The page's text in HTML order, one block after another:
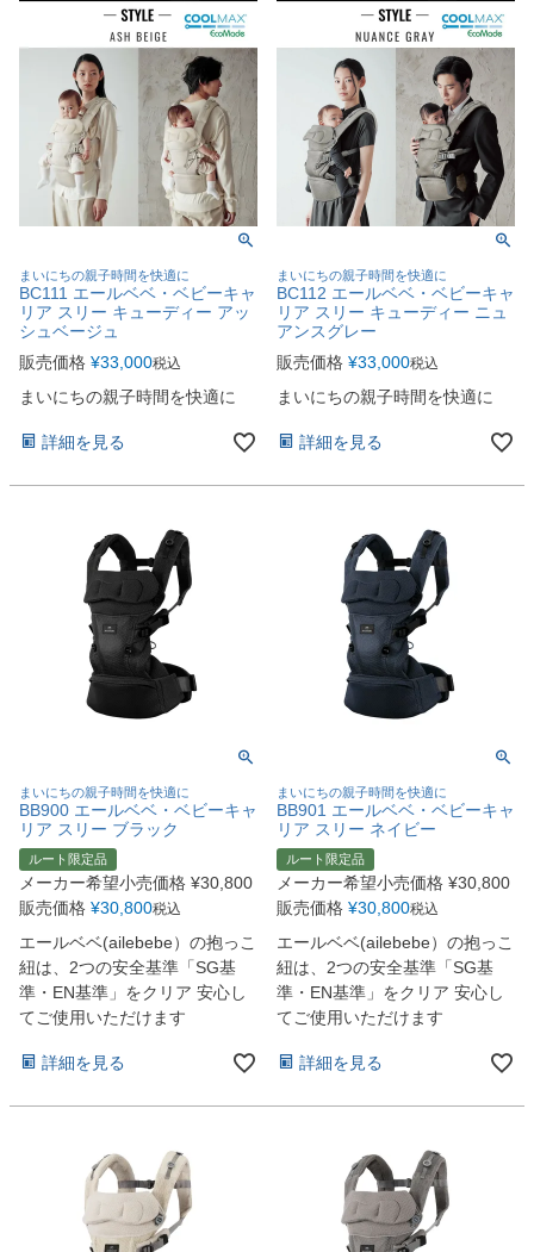
まいにちの親子時間を快適に
BC111 エールベベ・ベビーキャ
リア スリー キューディー アッ
シュベージュ
販売価格 ¥33,000税込
まいにちの親子時間を快適に
詳細を見る
まいにちの親子時間を快適に
BC112 エールベベ・ベビーキャ
リア スリー キューディー ニュ
アンスグレー
販売価格 ¥33,000税込
まいにちの親子時間を快適に
詳細を見る
まいにちの親子時間を快適に
BB900 エールベベ・ベビーキャ
リア スリー ブラック
ルート限定品
メーカー希望小売価格 ¥30,800
販売価格 ¥30,800税込
エールベベ(ailebebe）の抱っこ
紐は、2つの安全基準「SG基
準・EN基準」をクリア 安心し
てご使用いただけます
詳細を見る
まいにちの親子時間を快適に
BB901 エールベベ・ベビーキャ
リア スリー ネイビー
ルート限定品
メーカー希望小売価格 ¥30,800
販売価格 ¥30,800税込
エールベベ(ailebebe）の抱っこ
紐は、2つの安全基準「SG基
準・EN基準」をクリア 安心し
てご使用いただけます
詳細を見る